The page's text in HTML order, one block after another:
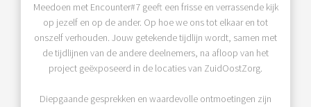
Meedoen met Encounter#7 geeft een frisse en verrassende kijk
op jezelf en op de ander. Op hoe we ons tot elkaar en tot
onszelf verhouden. Jouw getekende tijdlijn wordt, samen met
de tijdlijnen van de andere deelnemers, na afloop van het
project geëxposeerd in de locaties van ZuidOostZorg.
Diepgaande gesprekken en waardevolle ontmoetingen zijn